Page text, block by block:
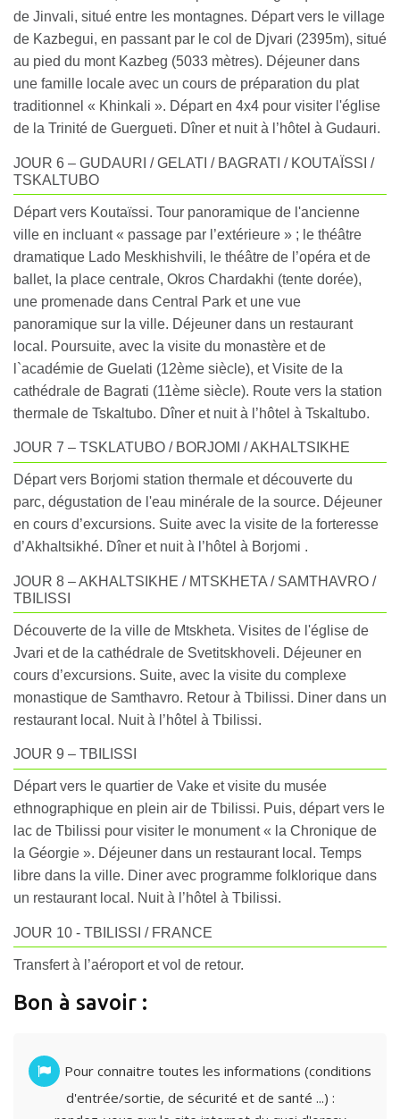
de Jinvali, situé entre les montagnes. Départ vers le village
de Kazbegui, en passant par le col de Djvari (2395m), situé
au pied du mont Kazbeg (5033 mètres). Déjeuner dans
une famille locale avec un cours de préparation du plat
traditionnel « Khinkali ». Départ en 4x4 pour visiter l'église
de la Trinité de Guergueti. Dîner et nuit à l’hôtel à Gudauri.
JOUR 6 – GUDAURI / GELATI / BAGRATI / KOUTAÏSSI /
TSKALTUBO
Départ vers Koutaïssi. Tour panoramique de l'ancienne
ville en incluant « passage par l’extérieure » ; le théâtre
dramatique Lado Meskhishvili, le théâtre de l’opéra et de
ballet, la place centrale, Okros Chardakhi (tente dorée),
une promenade dans Central Park et une vue
panoramique sur la ville. Déjeuner dans un restaurant
local. Poursuite, avec la visite du monastère et de
l`académie de Guelati (12ème siècle), et Visite de la
cathédrale de Bagrati (11ème siècle). Route vers la station
thermale de Tskaltubo. Dîner et nuit à l’hôtel à Tskaltubo.
JOUR 7 – TSKLATUBO / BORJOMI / AKHALTSIKHE
Départ vers Borjomi station thermale et découverte du
parc, dégustation de l'eau minérale de la source. Déjeuner
en cours d’excursions. Suite avec la visite de la forteresse
d’Akhaltsikhé. Dîner et nuit à l’hôtel à Borjomi .
JOUR 8 – AKHALTSIKHE / MTSKHETA / SAMTHAVRO /
TBILISSI
Découverte de la ville de Mtskheta. Visites de l'église de
Jvari et de la cathédrale de Svetitskhoveli. Déjeuner en
cours d’excursions. Suite, avec la visite du complexe
monastique de Samthavro. Retour à Tbilissi. Diner dans un
restaurant local. Nuit à l’hôtel à Tbilissi.
JOUR 9 – TBILISSI
Départ vers le quartier de Vake et visite du musée
ethnographique en plein air de Tbilissi. Puis, départ vers le
lac de Tbilissi pour visiter le monument « la Chronique de
la Géorgie ». Déjeuner dans un restaurant local. Temps
libre dans la ville. Diner avec programme folklorique dans
un restaurant local. Nuit à l’hôtel à Tbilissi.
JOUR 10 - TBILISSI / FRANCE
Transfert à l’aéroport et vol de retour.
Bon à savoir :
Pour connaitre toutes les informations (conditions
d'entrée/sortie, de sécurité et de santé ...) :